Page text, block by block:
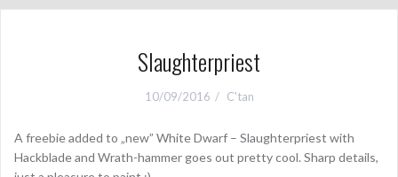
Slaughterpriest
10/09/2016 C'tan
A freebie added to „new” White Dwarf – Slaughterpriest with
Hackblade and Wrath-hammer goes out pretty cool. Sharp details,